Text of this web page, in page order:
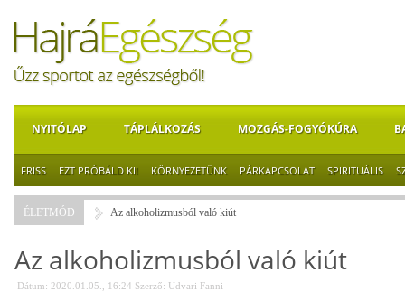
NYITÓLAP TÁPLÁLKOZÁS MOZGÁS-FOGYÓKÚRA
FRISS EZT PRÓBÁLD KI! KÖRNYEZETÜNK PÁRKAPCSOLAT SPIRITUÁLIS
ÉLETMÓD Az alkoholizmusból való kiút
Az alkoholizmusból való kiút
Dátum: 2020.01.05., 16:24 Szerző: Udvari Fanni